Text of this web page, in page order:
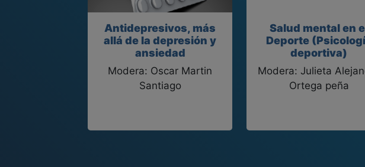
Antidepresivos, más
allá de la depresión y
ansiedad
Modera: Oscar Martin
Santiago
Salud mental en
Deporte
deportiva)
Modera: Julieta
Ortega peña